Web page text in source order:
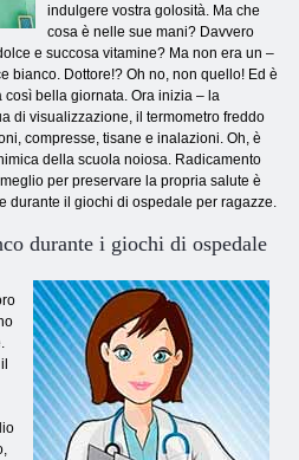
indulgere vostra golosità. Ma che
cosa è nelle sue mani? Davvero
e succosa vitamine? Ma non era un –
bianco. Dottore!? Oh no, non quello! Ed è
bella giornata. Ora inizia – la
di visualizzazione, il termometro freddo
compresse, tisane e inalazioni. Oh, è
della scuola noiosa. Radicamento
per preservare la propria salute è
durante il giochi di ospedale per ragazze.
durante i giochi di ospedale